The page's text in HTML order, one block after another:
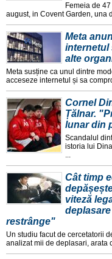
Femeia de
august, in Covent Garden, una
Meta
internetul
alte
Meta susține ca unul dintre
acceseze internetul și sa
Cornel
Țălnar.
lunar din
Scandalul
istoria lui
Cât timp
viteză
restrânge"
Un studiu facut de cercetatorii
analizat mii de deplasari, arata